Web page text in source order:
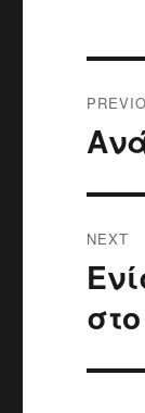
NEXT
Next